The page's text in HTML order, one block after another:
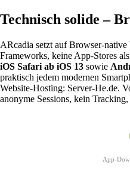
Technisch solide –
ARcadia setzt auf Browser-
Frameworks, keine App-Stores
iOS Safari ab iOS 13 sowie
praktisch jedem modernen
Website-Hosting: Server-He.de.
anonyme Sessions, kein
App-